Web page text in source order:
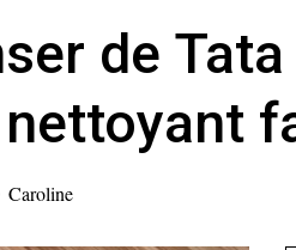
de Tata
Caroline